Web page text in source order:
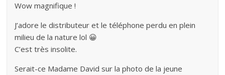
Wow magnifique !
J’adore le distributeur et le téléphone perdu en plein
milieu de la nature lol 😀
C’est très insolite.
Serait-ce Madame David sur la photo de la jeune